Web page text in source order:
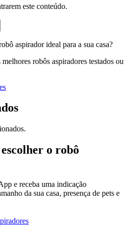
este conteúdo.
aspirador ideal para a sua casa?
robôs aspiradores testados ou
o robô
e receba uma indicação
da sua casa, presença de pets e